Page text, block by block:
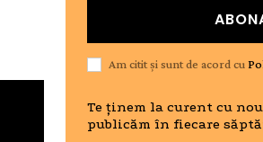
Am citit și sunt de acord cu
Te ținem la curent cu
publicăm în fiecare